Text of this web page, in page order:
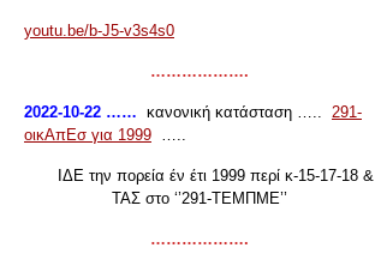
youtu.be/b-J5-v3s4s0
……………….
2022-10-22 …… κανονική κατάσταση ….. 291-
οικΑπΕσ για 1999 …..
ΙΔΕ την πορεία έν έτι 1999 περί κ-15-17-18 &
ΤΑΣ στο ‘’291-ΤΕΜΠΜΕ’’
……………….